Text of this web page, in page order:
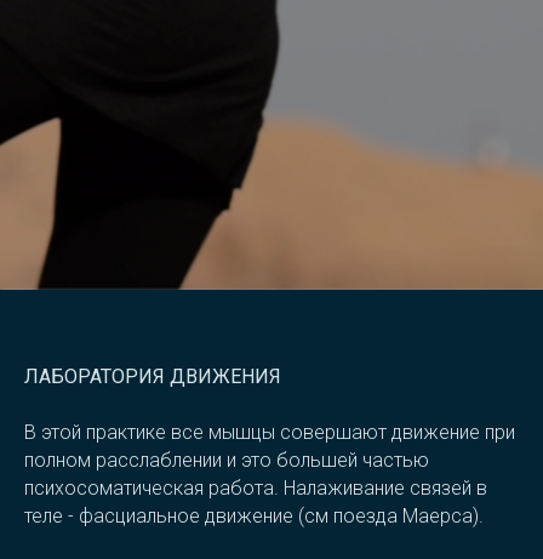
ЛАБОРАТОРИЯ ДВИЖЕНИЯ
В этой практике все мышцы совершают движение при
полном расслаблении и это большей частью
психосоматическая работа. Налаживание связей в
теле - фасциальное движение (см поезда Маерса).